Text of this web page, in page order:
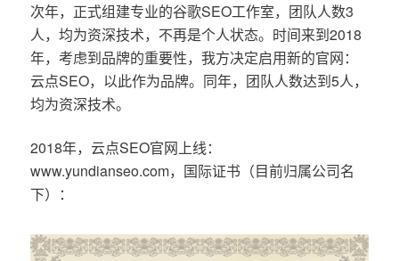
次年，正式组建专业的谷歌SEO工作室，团队人数3
人，均为资深技术，不再是个人状态。时间来到2018
年，考虑到品牌的重要性，我方决定启用新的官网：
云点SEO，以此作为品牌。同年，团队人数达到5人，
均为资深技术。
2018年，云点SEO官网上线：
www.yundianseo.com，国际证书（目前归属公司名
下）：